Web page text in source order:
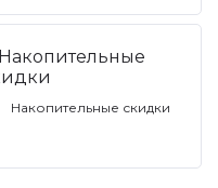
Накопительные скидки